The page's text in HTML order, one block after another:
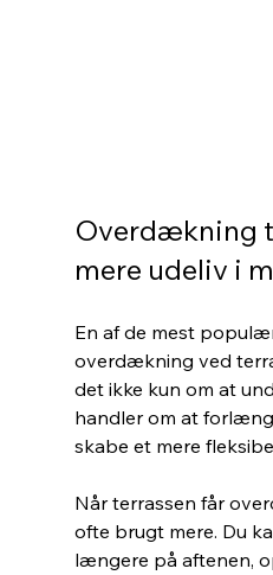
Overdækning
mere udeliv i
En af de mest
overdækning ved
det ikke kun om at
handler om at
skabe et mere
Når terrassen får
ofte brugt mere. Du
længere på aftenen,